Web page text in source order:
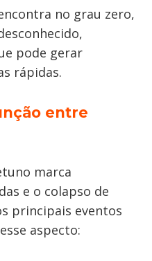
no grau zero,
pode gerar
rápidas.
entre
marca
e o colapso de
principais eventos
aspecto: